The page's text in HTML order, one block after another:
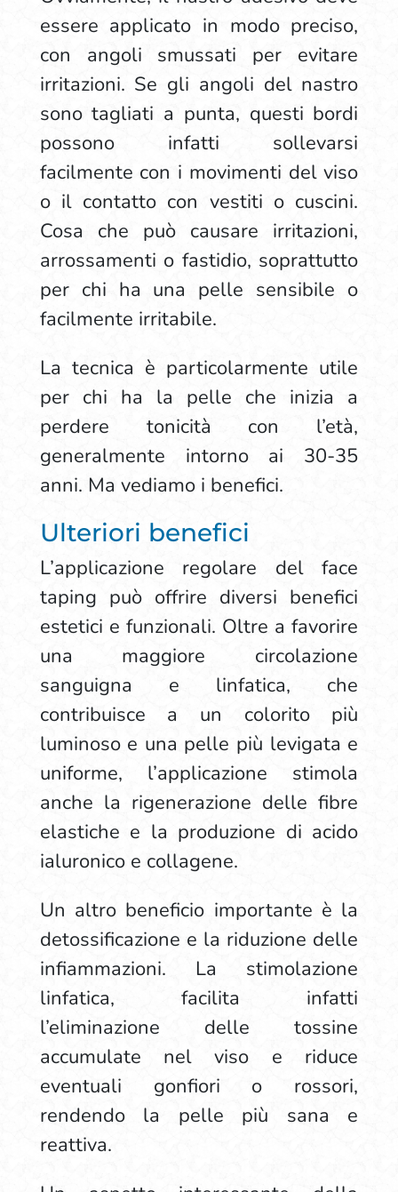
essere applicato in modo preciso,
con angoli smussati per evitare
irritazioni. Se gli angoli del nastro
sono tagliati a punta, questi bordi
possono infatti sollevarsi
facilmente con i movimenti del viso
o il contatto con vestiti o cuscini.
Cosa che può causare irritazioni,
arrossamenti o fastidio, soprattutto
per chi ha una pelle sensibile o
facilmente irritabile.
La tecnica è particolarmente utile
per chi ha la pelle che inizia a
perdere tonicità con l’età,
generalmente intorno ai 30-35
anni. Ma vediamo i benefici.
Ulteriori benefici
L’applicazione regolare del face
taping può offrire diversi benefici
estetici e funzionali. Oltre a favorire
una maggiore circolazione
sanguigna e linfatica, che
contribuisce a un colorito più
luminoso e una pelle più levigata e
uniforme, l’applicazione stimola
anche la rigenerazione delle fibre
elastiche e la produzione di acido
ialuronico e collagene.
Un altro beneficio importante è la
detossificazione e la riduzione delle
infiammazioni. La stimolazione
linfatica, facilita infatti
l’eliminazione delle tossine
accumulate nel viso e riduce
eventuali gonfiori o rossori,
rendendo la pelle più sana e
reattiva.